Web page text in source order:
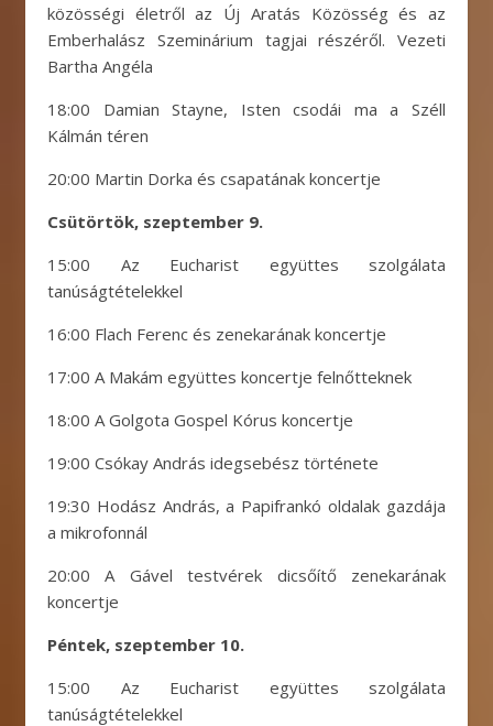
közösségi életről az Új Aratás Közösség és az
Emberhalász Szeminárium tagjai részéről. Vezeti
Bartha Angéla
18:00 Damian Stayne, Isten csodái ma a Széll
Kálmán téren
20:00 Martin Dorka és csapatának koncertje
Csütörtök, szeptember 9.
15:00 Az Eucharist együttes szolgálata
tanúságtételekkel
16:00 Flach Ferenc és zenekarának koncertje
17:00 A Makám együttes koncertje felnőtteknek
18:00 A Golgota Gospel Kórus koncertje
19:00 Csókay András idegsebész története
19:30 Hodász András, a Papifrankó oldalak gazdája
a mikrofonnál
20:00 A Gável testvérek dicsőítő zenekarának
koncertje
Péntek, szeptember 10.
15:00 Az Eucharist együttes szolgálata
tanúságtételekkel